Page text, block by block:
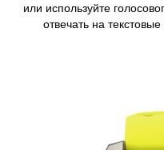
или используйте
отвечать на